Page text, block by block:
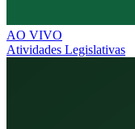
AO VIVO
Atividades Legislativas